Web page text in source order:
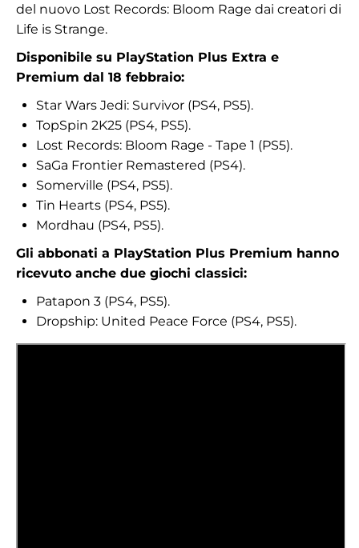
del nuovo Lost Records: Bloom Rage dai creatori di
Life is Strange.
Disponibile su PlayStation Plus Extra e
Premium dal 18 febbraio:
Star Wars Jedi: Survivor (PS4, PS5).
TopSpin 2K25 (PS4, PS5).
Lost Records: Bloom Rage - Tape 1 (PS5).
SaGa Frontier Remastered (PS4).
Somerville (PS4, PS5).
Tin Hearts (PS4, PS5).
Mordhau (PS4, PS5).
Gli abbonati a PlayStation Plus Premium hanno
ricevuto anche due giochi classici:
Patapon 3 (PS4, PS5).
Dropship: United Peace Force (PS4, PS5).